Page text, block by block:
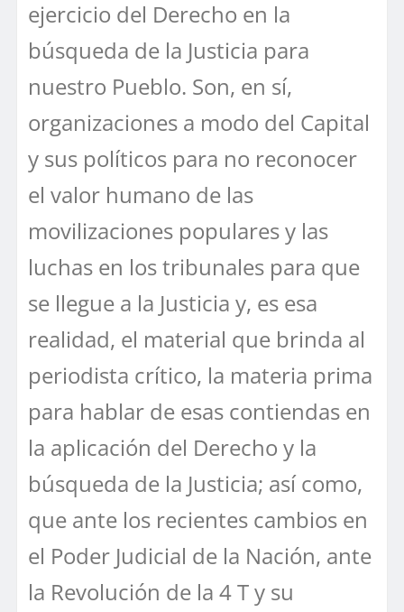
ejercicio del Derecho en la
búsqueda de la Justicia para
nuestro Pueblo. Son, en sí,
organizaciones a modo del Capital
y sus políticos para no reconocer
el valor humano de las
movilizaciones populares y las
luchas en los tribunales para que
se llegue a la Justicia y, es esa
realidad, el material que brinda al
periodista crítico, la materia prima
para hablar de esas contiendas en
la aplicación del Derecho y la
búsqueda de la Justicia; así como,
que ante los recientes cambios en
el Poder Judicial de la Nación, ante
la Revolución de la 4 T y su